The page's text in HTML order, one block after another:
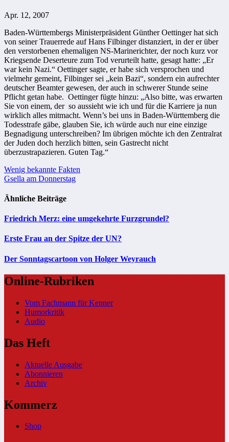
Apr. 12, 2007
Baden-Württembergs Ministerpräsident Günther Oettinger hat sich
von seiner Trauerrede auf Hans Filbinger distanziert, in der er über
den verstorbenen ehemaligen NS-Marinerichter, der noch kurz vor
Kriegsende Deserteure zum Tod verurteilt hatte, gesagt hatte: „Er
war kein Nazi.“ Oettinger sagte, er habe sich versprochen und
vielmehr gemeint, Filbinger sei „kein Bazi“, sondern ein aufrechter
deutscher Beamter gewesen, der auch in schwerer Stunde seine
Pflicht getan habe. Oettinger fügte hinzu: „Also bitte, was erwarten
Sie von einem, der so aussieht wie ich und für die Karriere ja nun
wirklich alles mitmacht. Wenn’s bei uns in Baden-Württemberg die
Todesstrafe gäbe, glauben Sie, ich würde auch nur eine einzige
Begnadigung unterschreiben? Im übrigen möchte ich den Zentralrat
der Juden doch herzlich bitten, sein Gastrecht nicht
überzustrapazieren. Guten Tag.“
Beitragsnavigation
Wenig bekannte Fakten
Gsella am Donnerstag
Ähnliche Beiträge
Friedrich Merz: eine umgekehrte Furzgrundel?
Erste Frau an der Spitze der UN?
Der Sonntagscartoon von Holger Weyrauch
Online-Rubriken
Vom Fachmann für Kenner
Humorkritik
Audio
Das Heft
Aktuelle Ausgabe
Abonnieren
Archiv
Kommerz
Shop